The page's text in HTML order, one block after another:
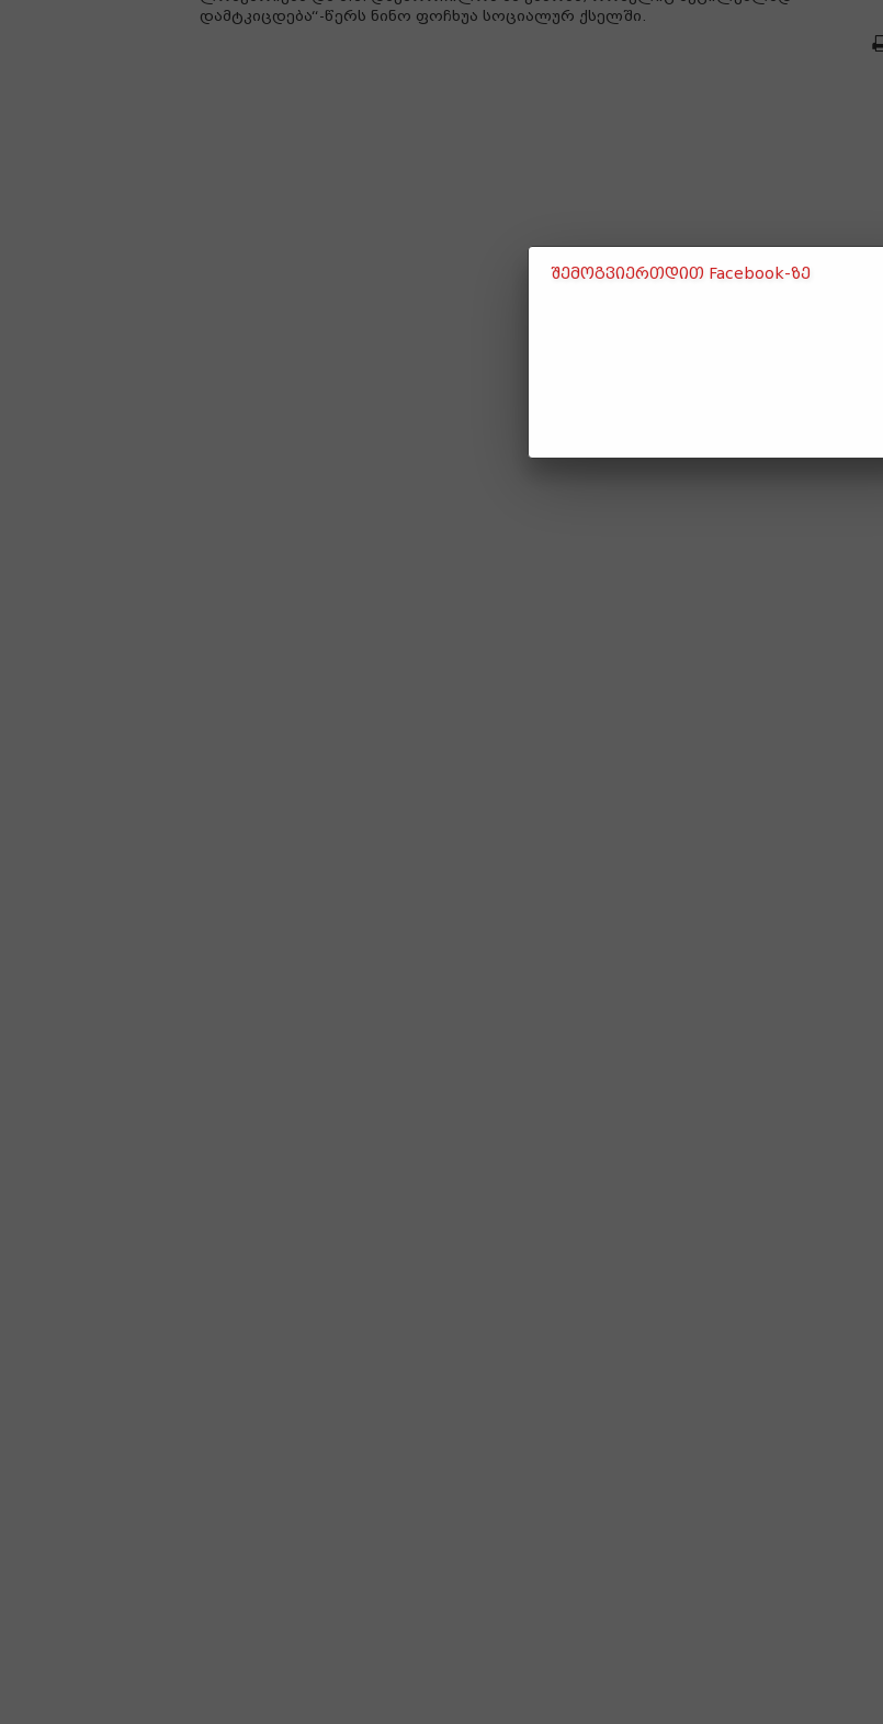
დამტკიცდება“-წერს ნინო ფოჩხუა სოციალურ ქსელში.
შემოგვიერთდით Facebook-ზე